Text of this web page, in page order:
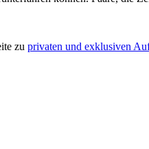
zu privaten und exklusiven